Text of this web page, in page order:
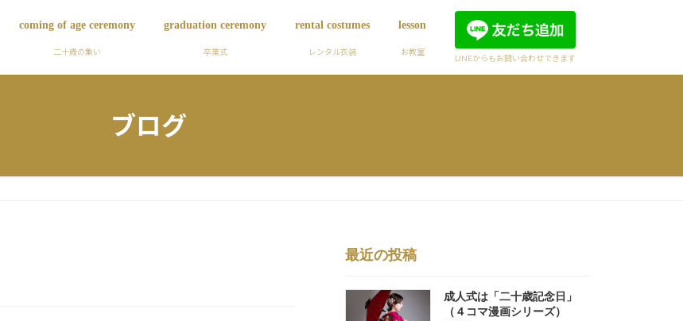
coming of age ceremony
二十歳の集い
graduation ceremony
卒業式
rental costumes
レンタル衣装
lesson
お教室
LINEからもお問い合わせできます
ブログ
最近の投稿
成人式は「二十歳記念日」
（４コマ漫画シリーズ）